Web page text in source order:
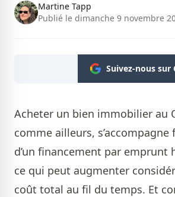
Martine Tapp
Publié le dimanche 9 novembre
Suivez-nous sur
Acheter un bien immobilier au
comme ailleurs,
d’un financement par emprunt
ce qui peut augmenter
coût total au fil du temps. Et